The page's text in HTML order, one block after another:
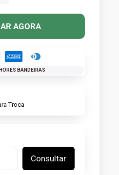
AGORA
BANDEIRAS
Troca
Consultar